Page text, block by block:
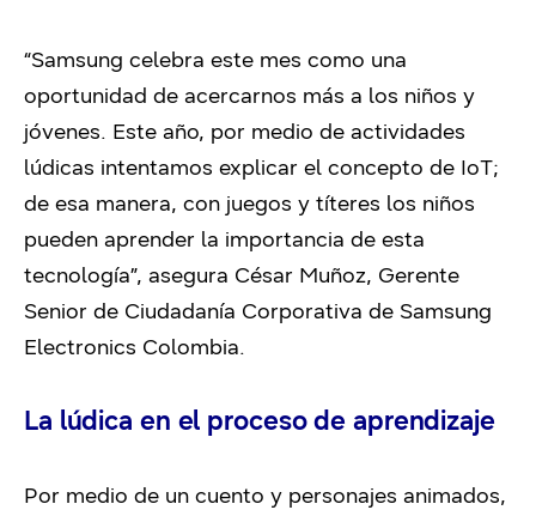
“Samsung celebra este mes como una
oportunidad de acercarnos más a los niños y
jóvenes. Este año, por medio de actividades
lúdicas intentamos explicar el concepto de IoT;
de esa manera, con juegos y títeres los niños
pueden aprender la importancia de esta
tecnología”, asegura César Muñoz, Gerente
Senior de Ciudadanía Corporativa de Samsung
Electronics Colombia.
La lúdica en el proceso de aprendizaje
Por medio de un cuento y personajes animados,